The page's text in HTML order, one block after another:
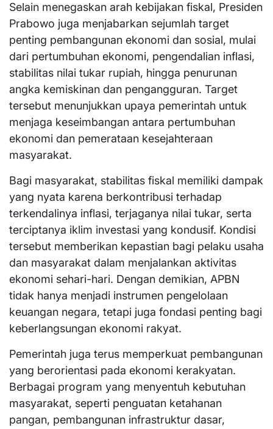
Selain menegaskan arah kebijakan fiskal, Presiden
Prabowo juga menjabarkan sejumlah target
penting pembangunan ekonomi dan sosial, mulai
dari pertumbuhan ekonomi, pengendalian inflasi,
stabilitas nilai tukar rupiah, hingga penurunan
angka kemiskinan dan pengangguran. Target
tersebut menunjukkan upaya pemerintah untuk
menjaga keseimbangan antara pertumbuhan
ekonomi dan pemerataan kesejahteraan
masyarakat.
Bagi masyarakat, stabilitas fiskal memiliki dampak
yang nyata karena berkontribusi terhadap
terkendalinya inflasi, terjaganya nilai tukar, serta
terciptanya iklim investasi yang kondusif. Kondisi
tersebut memberikan kepastian bagi pelaku usaha
dan masyarakat dalam menjalankan aktivitas
ekonomi sehari-hari. Dengan demikian, APBN
tidak hanya menjadi instrumen pengelolaan
keuangan negara, tetapi juga fondasi penting bagi
keberlangsungan ekonomi rakyat.
Pemerintah juga terus memperkuat pembangunan
yang berorientasi pada ekonomi kerakyatan.
Berbagai program yang menyentuh kebutuhan
masyarakat, seperti penguatan ketahanan
pangan, pembangunan infrastruktur dasar,